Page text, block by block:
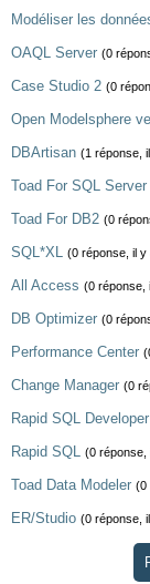
Modéliser les
OAQL Server (0
Case Studio 2 (0
Open Modelsphere
DBArtisan (1 réponse,
Toad For SQL Server
Toad For DB2 (0
SQL*XL (0 réponse, il y
All Access (0 réponse,
DB Optimizer (0
Performance Center
Change Manager (0
Rapid SQL Developer
Rapid SQL (0 réponse,
Toad Data Modeler (0
ER/Studio (0 réponse,